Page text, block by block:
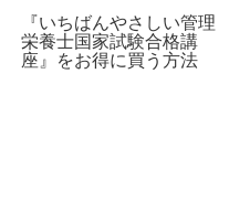
『いちばんやさしい管理
栄養士国家試験合格講
座』をお得に買う方法